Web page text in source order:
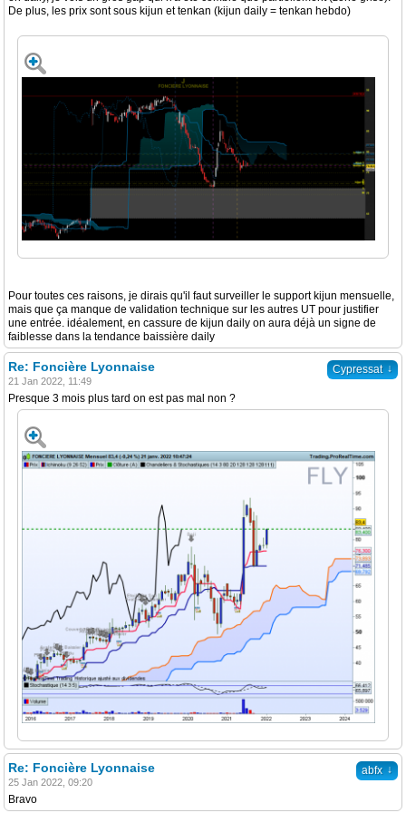
De plus, les prix sont sous kijun et tenkan (kijun daily = tenkan hebdo)
Pour toutes ces raisons, je dirais qu'il faut surveiller le support kijun mensuelle,
mais que ça manque de validation technique sur les autres UT pour justifier
une entrée. idéalement, en cassure de kijun daily on aura déjà un signe de
faiblesse dans la tendance baissière daily
Cypressat ↓
Re: Foncière Lyonnaise
21 Jan 2022, 11:49
Presque 3 mois plus tard on est pas mal non ?
abfx ↓
Re: Foncière Lyonnaise
25 Jan 2022, 09:20
Bravo